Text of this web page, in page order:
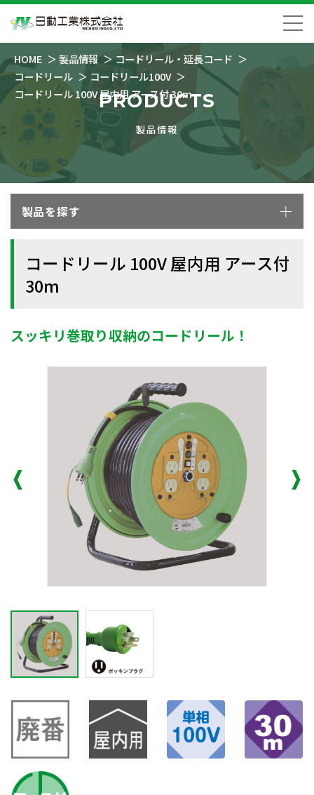
HOME 製品情報
コードリール・延長コード
コードリール
コードリール100V
コードリール 100V 屋内用 アース付 30m
PRODUCTS
製品情報
製品を探す
コードリール 100V 屋内用 アース付
30m
スッキリ巻取り収納のコードリール！